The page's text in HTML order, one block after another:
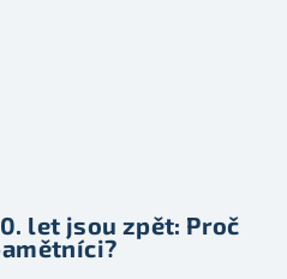
let jsou zpět: Proč